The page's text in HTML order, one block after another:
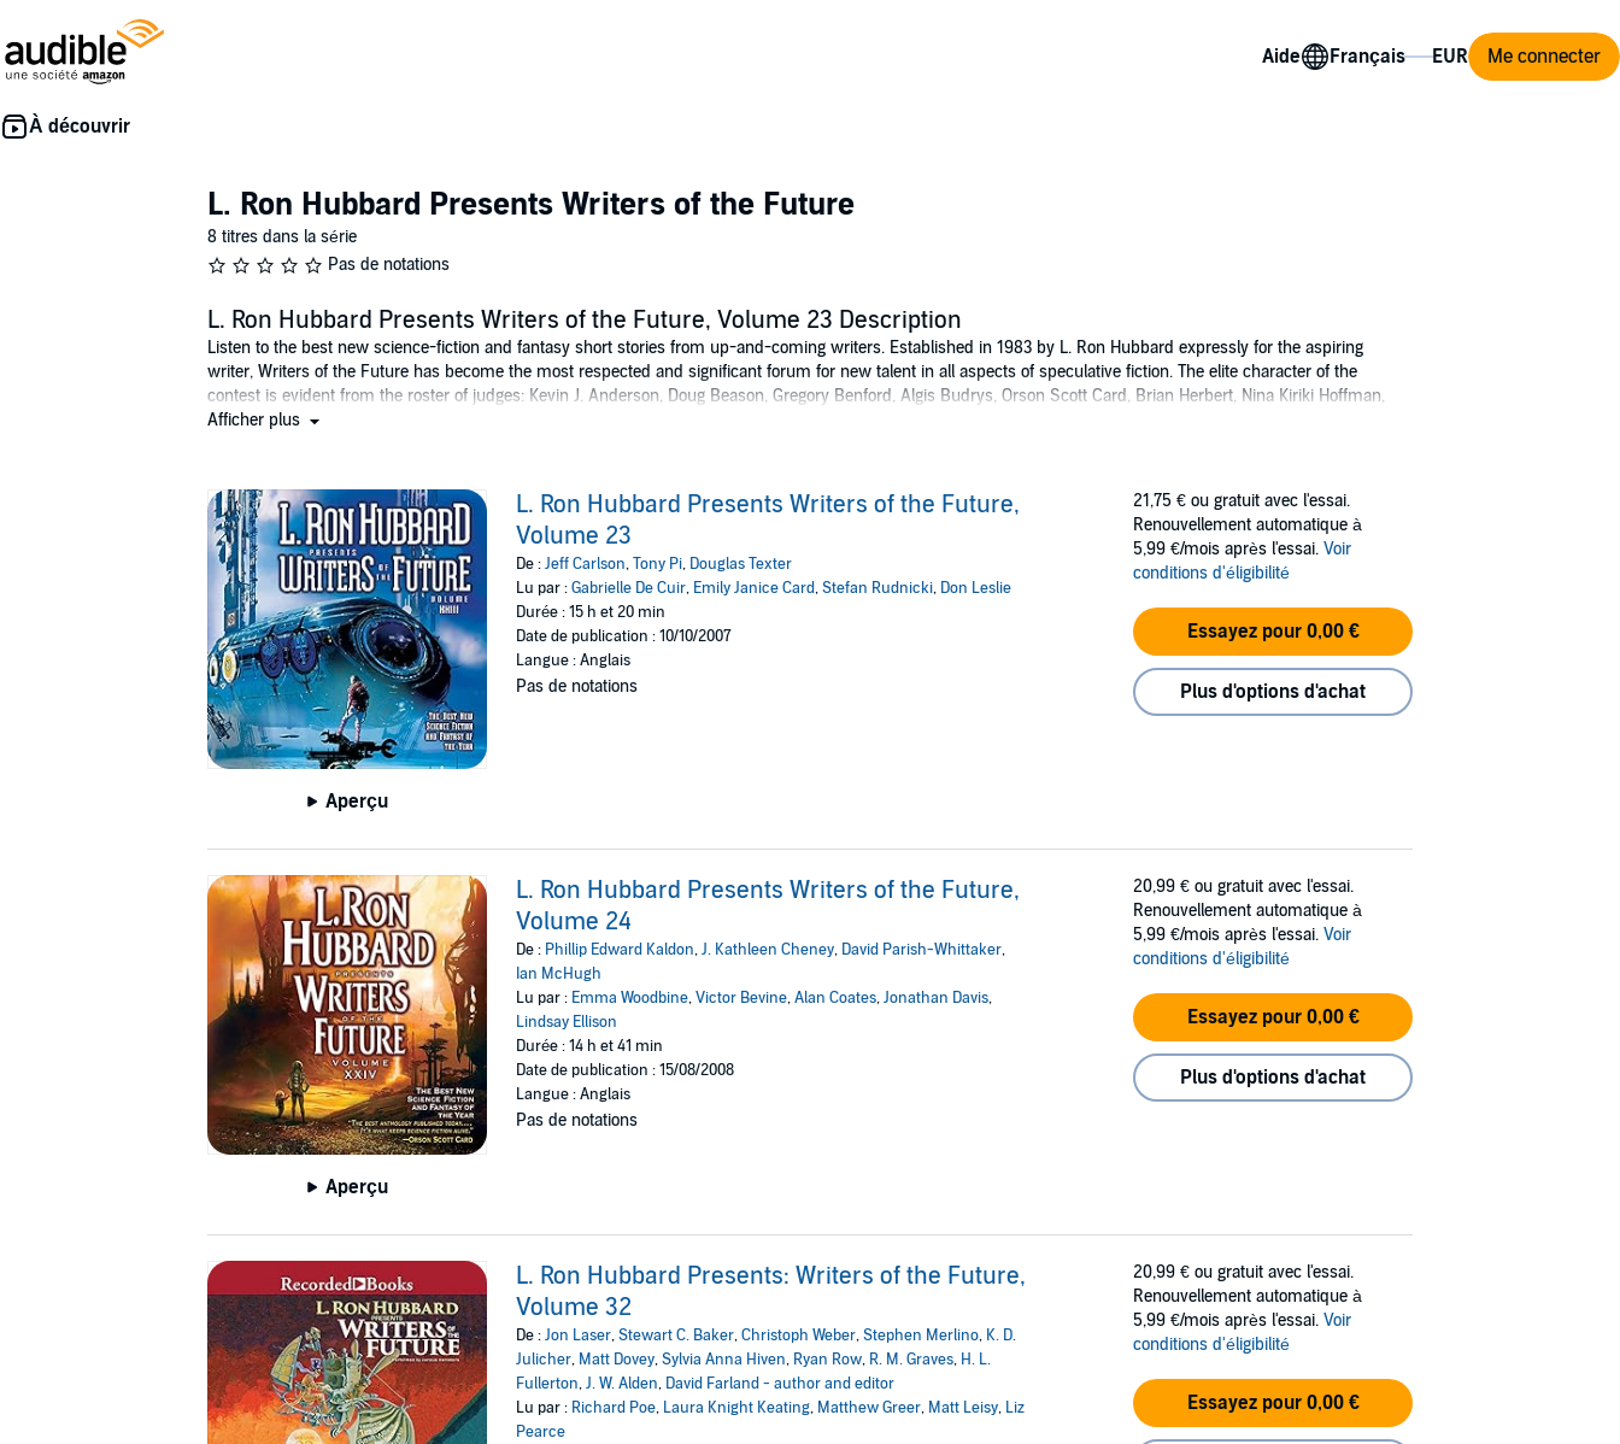
Aide Me connecter
L. Ron Hubbard Presents Writers of the Future
8 titres dans la série
Pas de notations
L. Ron Hubbard Presents Writers of the Future, Volume 23 Description
Listen to the best new science-fiction and fantasy short stories from up-and-coming writers. Established in 1983 by L. Ron Hubbard expressly for the aspiring
writer, Writers of the Future has become the most respected and significant forum for new talent in all aspects of speculative fiction. The elite character of the
contest is evident from the roster of judges: Kevin J. Anderson, Doug Beason, Gregory Benford, Algis Budrys, Orson Scott Card, Brian Herbert, Nina Kiriki Hoffman,
Eric Kotani, Anne McCaffrey, Larry Niven, Frederik Pohl, Jerry Pournelle, Tim Powers, Robert Silverberg, and K. D. Wentworth. Since its inception, the contest has
The stories are illustrated by budding new artists, all winners of the annual Illustrators of the Future Contest. Download the accompanying PDF to see the
illustrations.
©2007 Galaxy Press (P)2007 Audible Inc.
Afficher plus
Aperçu
L. Ron Hubbard Presents Writers of the Future,
Volume 23
De :Jeff Carlson,Tony Pi, Douglas Texter
Lu par :Gabrielle De Cuir, Emily Janice Card,Stefan Rudnicki, Don Leslie
Durée : 15 h et 20 min
Date de publication : 10/10/2007
Langue : Anglais
Pas de notations
21,75 € ou gratuit avec l'essai.
Renouvellement automatique à
5,99 €/mois après l'essai. Voir
conditions d'éligibilité
Essayez pour 0,00 €
Plus d'options d'achat
Aperçu
L. Ron Hubbard Presents Writers of the Future,
Volume 24
De : Phillip Edward Kaldon,J. Kathleen Cheney, David Parish-Whittaker,
Ian McHugh
Lu par : Emma Woodbine,Victor Bevine,Alan Coates,Jonathan Davis,
Lindsay Ellison
Durée : 14 h et 41 min
Date de publication : 15/08/2008
Langue : Anglais
Pas de notations
20,99 € ou gratuit avec l'essai.
Renouvellement automatique à
5,99 €/mois après l'essai. Voir
conditions d'éligibilité
Essayez pour 0,00 €
Plus d'options d'achat
L. Ron Hubbard Presents: Writers of the Future,
Volume 32
De :Jon Laser,Stewart C. Baker,Christoph Weber,Stephen Merlino, K. D.
Julicher, Matt Dovey,Sylvia Anna Hiven, Ryan Row, R. M. Graves, H. L.
Fullerton,J. W. Alden, David Farland - author and editor
Lu par : Richard Poe, Laura Knight Keating, Matthew Greer, Matt Leisy, Liz
Pearce
20,99 € ou gratuit avec l'essai.
Renouvellement automatique à
5,99 €/mois après l'essai. Voir
conditions d'éligibilité
Essayez pour 0,00 €